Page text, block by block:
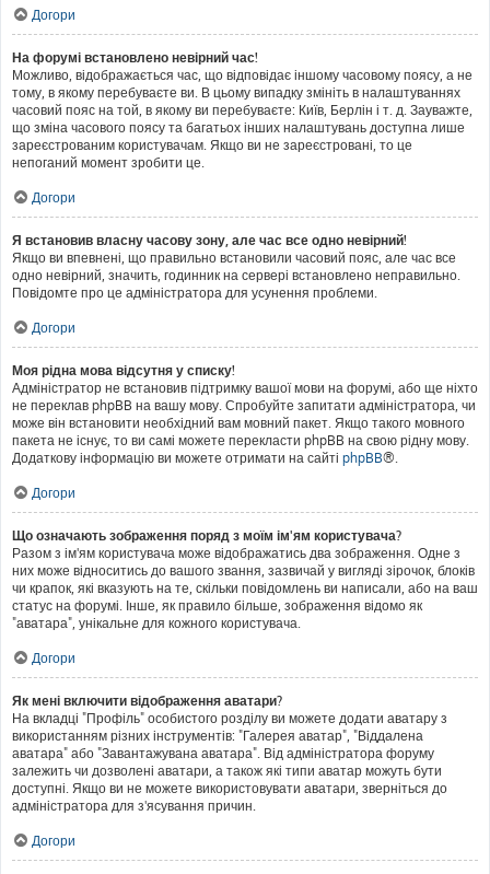
Догори
На форумі встановлено невірний час!
Можливо, відображається час, що відповідає іншому часовому поясу, а не
тому, в якому перебуваєте ви. В цьому випадку змініть в налаштуваннях
часовий пояс на той, в якому ви перебуваєте: Київ, Берлін і т. д. Зауважте,
що зміна часового поясу та багатьох інших налаштувань доступна лише
зареєстрованим користувачам. Якщо ви не зареєстровані, то це
непоганий момент зробити це.
Догори
Я встановив власну часову зону, але час все одно невірний!
Якщо ви впевнені, що правильно встановили часовий пояс, але час все
одно невірний, значить, годинник на сервері встановлено неправильно.
Повідомте про це адміністратора для усунення проблеми.
Догори
Моя рідна мова відсутня у списку!
Адміністратор не встановив підтримку вашої мови на форумі, або ще ніхто
не переклав phpBB на вашу мову. Спробуйте запитати адміністратора, чи
може він встановити необхідний вам мовний пакет. Якщо такого мовного
пакета не існує, то ви самі можете перекласти phpBB на свою рідну мову.
Додаткову інформацію ви можете отримати на сайті phpBB®.
Догори
Що означають зображення поряд з моїм ім'ям користувача?
Разом з ім'ям користувача може відображатись два зображення. Одне з
них може відноситись до вашого звання, зазвичай у вигляді зірочок, блоків
чи крапок, які вказують на те, скільки повідомлень ви написали, або на ваш
статус на форумі. Інше, як правило більше, зображення відомо як
"аватара", унікальне для кожного користувача.
Догори
Як мені включити відображення аватари?
На вкладці "Профіль" особистого розділу ви можете додати аватару з
використанням різних інструментів: "Галерея аватар", "Віддалена
аватара" або "Завантажувана аватара". Від адміністратора форуму
залежить чи дозволені аватари, а також які типи аватар можуть бути
доступні. Якщо ви не можете використовувати аватари, зверніться до
адміністратора для з'ясування причин.
Догори